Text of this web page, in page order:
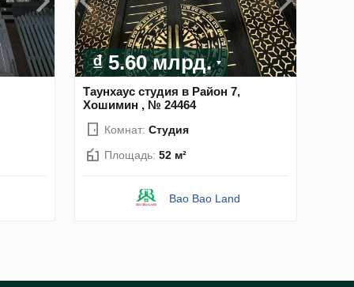
₫ 5.60 млрд.
Таунхаус студия в Район 7,
Хошимин , № 24464
Комнат: Студия
Площадь: 52 м²
Bao Bao Land